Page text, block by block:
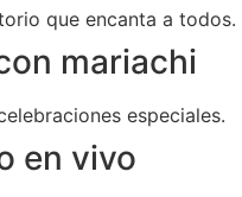
que encanta a todos.
mariachi
especiales.
en vivo